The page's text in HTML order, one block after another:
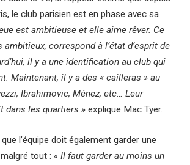
le club parisien est en phase avec sa
est ambitieuse et elle aime rêver. Ce
ambitieux, correspond à l’état d’esprit de
il y a une identification au club qui
Maintenant, il y a des « cailleras » au
Ibrahimovic, Ménez, etc… Leur
dans les quartiers » explique Mac Tyer.
l’équipe doit également garder une
tout : « Il faut garder au moins un